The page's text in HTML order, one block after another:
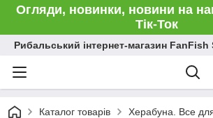
Огляди, новинки, новини на
Тік-Ток
Рибальський інтернет-магазин FanFish
Каталог товарів Херабуна. Все